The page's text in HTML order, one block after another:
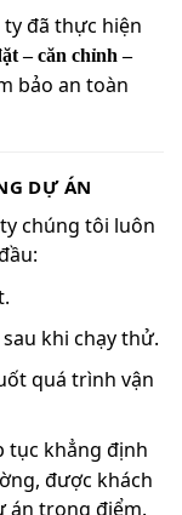
đã thực hiện
– căn chỉnh –
bảo an toàn
DỰ ÁN
chúng tôi luôn
khi chạy thử.
quá trình vận
tục khẳng định
được khách
án trọng điểm.